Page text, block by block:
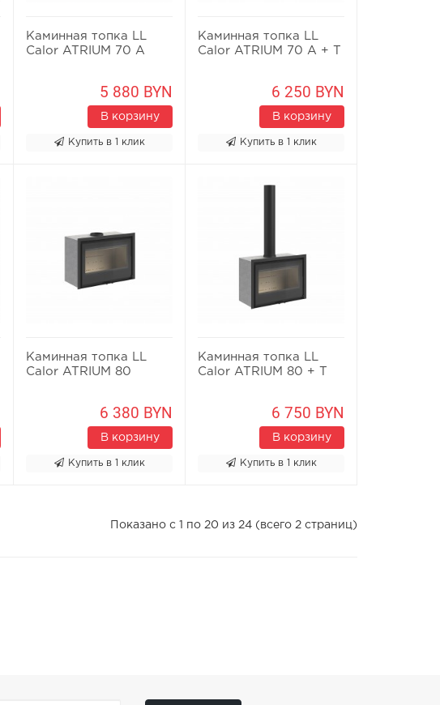
Каминная топка LL
Calor ATRIUM 70 A
5 880 BYN
В корзину
Купить в 1 клик
Каминная топка LL
Calor ATRIUM 70 A + T
6 250 BYN
В корзину
Купить в 1 клик
Каминная топка LL
Calor ATRIUM 80
6 380 BYN
В корзину
Купить в 1 клик
Каминная топка LL
Calor ATRIUM 80 + T
6 750 BYN
В корзину
Купить в 1 клик
Показано с 1 по 20 из 24 (всего 2 страниц)